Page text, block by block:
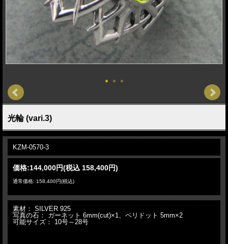
光輪 (vari.3)
KZM-0570-3
価格:144,000円(税込 158,400円)
通常価格: 158,400円(税込)
素材： SILVER 925
写真の石： ガーネット 6mm(cut)×1、ペリドット 5mm×2
可能サイズ： 10号～28号